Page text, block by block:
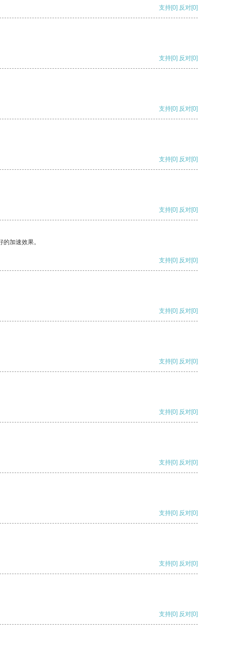
支持[0] 反对[0]
支持[0] 反对[0]
支持[0] 反对[0]
支持[0] 反对[0]
支持[0] 反对[0]
加速效果。
支持[0] 反对[0]
支持[0] 反对[0]
支持[0] 反对[0]
支持[0] 反对[0]
支持[0] 反对[0]
支持[0] 反对[0]
支持[0] 反对[0]
支持[0] 反对[0]